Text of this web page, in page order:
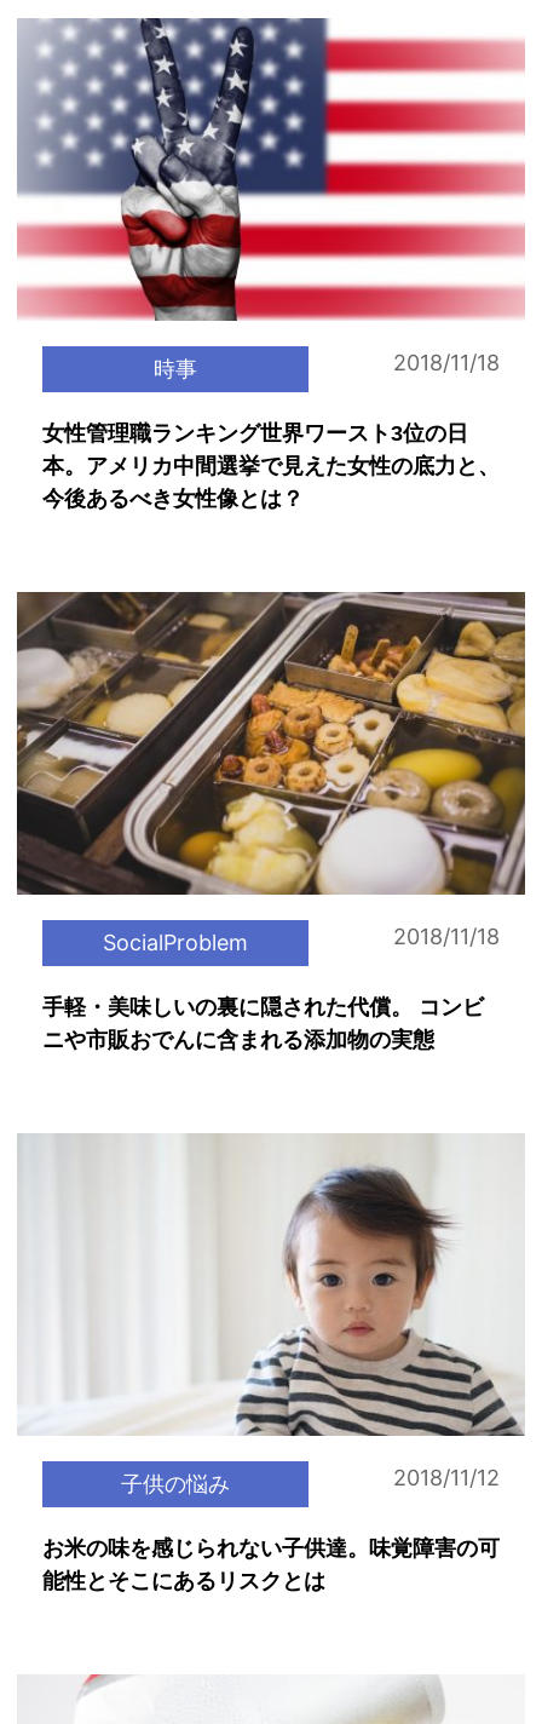
時事 2018/11/18
女性管理職ランキング世界ワースト3位の日
本。アメリカ中間選挙で見えた女性の底力と、
今後あるべき女性像とは？
SocialProblem 2018/11/18
手軽・美味しいの裏に隠された代償。 コンビ
ニや市販おでんに含まれる添加物の実態
子供の悩み 2018/11/12
お米の味を感じられない子供達。味覚障害の可
能性とそこにあるリスクとは